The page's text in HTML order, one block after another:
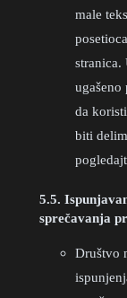
male
da
biti
5.5.
sprečavanja
Društvo